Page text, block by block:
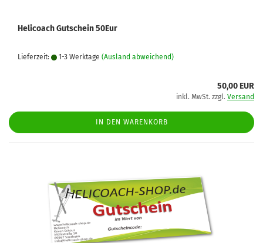
Helicoach Gutschein 50Eur
Lieferzeit: 1-3 Werktage (Ausland abweichend)
50,00 EUR
inkl. MwSt. zzgl. Versand
IN DEN WARENKORB